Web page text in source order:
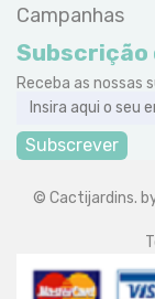
Campanhas
Receba as nossas
Subscrever
© Cactijardins.